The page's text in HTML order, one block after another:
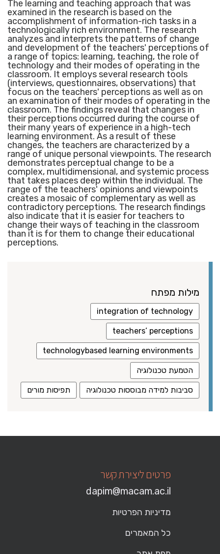
The learning and teaching approach that was
examined in the research is based on the
accomplishment of information-rich tasks in a
technologically rich environment. The research
analyzes and interprets the patterns of change
and development of the teachers' perceptions of
a range of topics: learning, teaching, the role of
technology and their modes of operating in the
classroom. It employs several research tools
(interviews, questionnaires, observations) that
focus on the teachers' perceptions as well as on
an examination of their modes of operating in the
classroom. The findings reveal that changes in
their perceptions occurred during the course of
their many years of experience in a high-tech
learning environment. As a result of these
changes, the teachers are characterized by a
range of unique personal viewpoints. The research
demonstrates perceptual change to be a
complex, multidimensional, and systemic process
that takes places deep within the individual. The
range of the teachers' opinions and viewpoints
creates a mosaic of complementary as well as
contradictory perceptions. The research findings
also indicate that it is easier for teachers to
change their ways of teaching in the classroom
than it is for them to change their educational
perceptions.
מילות מפתח
integration of technology
teachers’ perceptions
technologybased learning environments
הטמעת טכנולוגיה
סביבות למידה מבוססות טכנולוגיה תפיסות מורים
פרטים ליצירת קשר
dapim@macam.ac.il
מדיניות הפרטיות
כל המאמרים